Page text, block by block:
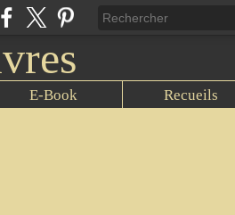
E-Book Recueils